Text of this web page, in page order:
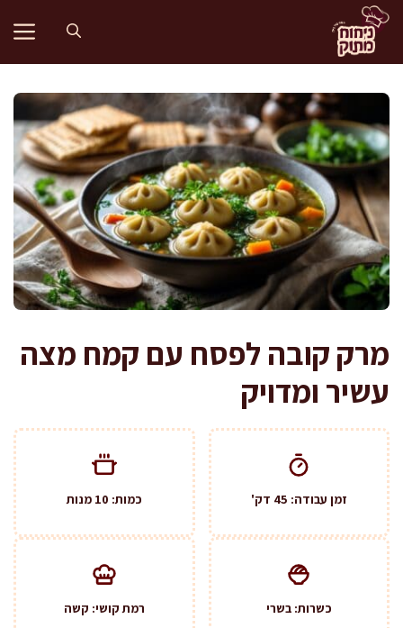
לדלג
לתוכן
מרק קובה לפסח עם קמח מצה
עשיר ומדויק
זמן עבודה: 45 דק' כמות: 10 מנות
כשרות: בשרי רמת קושי: קשה